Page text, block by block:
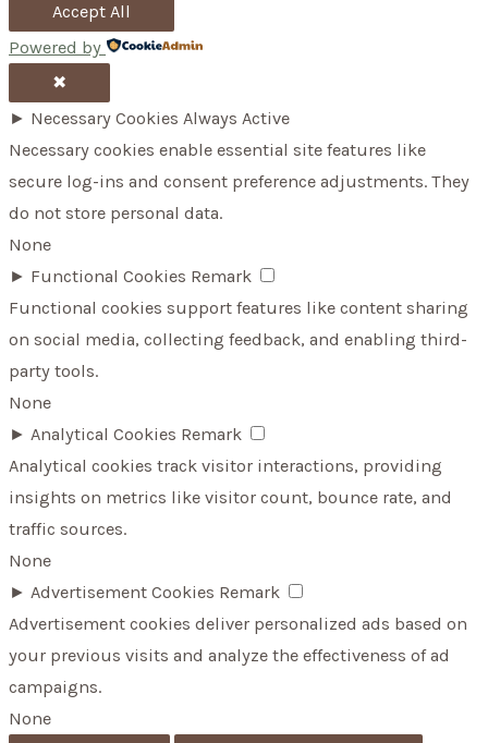
Accept All
Powered by
✖
► Necessary Cookies Always Active
Necessary cookies enable essential site features like
secure log-ins and consent preference adjustments. They
do not store personal data.
None
► Functional Cookies Remark
Functional cookies support features like content sharing
on social media, collecting feedback, and enabling third-
party tools.
None
► Analytical Cookies Remark
Analytical cookies track visitor interactions, providing
insights on metrics like visitor count, bounce rate, and
traffic sources.
None
► Advertisement Cookies Remark
Advertisement cookies deliver personalized ads based on
your previous visits and analyze the effectiveness of ad
campaigns.
None